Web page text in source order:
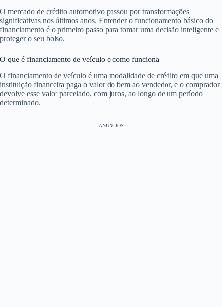
O mercado de crédito automotivo passou por transformações
significativas nos últimos anos. Entender o funcionamento básico do
financiamento é o primeiro passo para tomar uma decisão inteligente e
proteger o seu bolso.
O que é financiamento de veículo e como funciona
O financiamento de veículo é uma modalidade de crédito em que uma
instituição financeira paga o valor do bem ao vendedor, e o comprador
devolve esse valor parcelado, com juros, ao longo de um período
determinado.
ANÚNCIOS